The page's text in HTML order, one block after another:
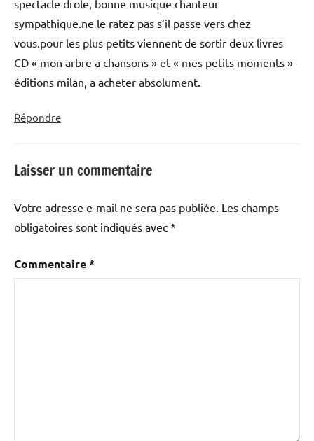
spectacle drole, bonne musique chanteur
sympathique.ne le ratez pas s’il passe vers chez
vous.pour les plus petits viennent de sortir deux livres
CD « mon arbre a chansons » et « mes petits moments »
éditions milan, a acheter absolument.
Répondre
Laisser un commentaire
Votre adresse e-mail ne sera pas publiée. Les champs
obligatoires sont indiqués avec *
Commentaire*